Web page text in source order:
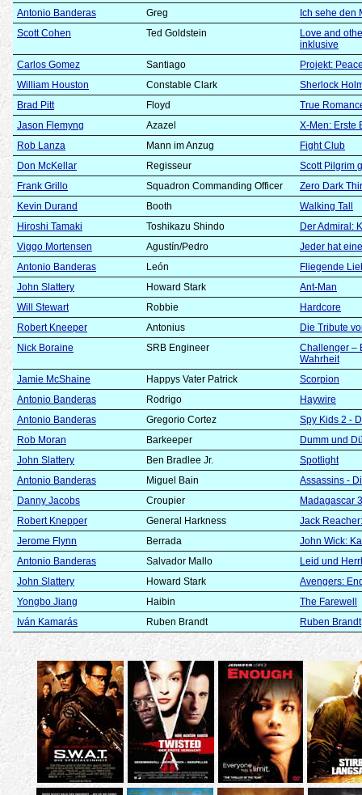
Antonio Banderas
Greg
Ich sehe den
Scott Cohen
Ted Goldstein
Love and
inklusive
Carlos Gomez
Santiago
Projekt:
William Houston
Constable Clark
Sherlock
Brad Pitt
Floyd
True
Jason Flemyng
Azazel
X-Men: Erste
Rob Lanza
Mann im Anzug
Fight Club
Don McKellar
Regisseur
Scott Pilgrim
Frank Grillo
Squadron Commanding Officer
Zero Dark
Kevin Durand
Booth
Walking Tall
Hiroshi Tamaki
Toshikazu Shindo
Der Admiral:
Viggo Mortensen
Agustín/Pedro
Jeder hat
Antonio Banderas
León
Fliegende
John Slattery
Howard Stark
Ant-Man
Will Stewart
Robbie
Hardcore
Robert Kneeper
Antonius
Die Tribute
Nick Boraine
SRB Engineer
Challenger –
Wahrheit
Jamie McShaine
Happys Vater Patrick
Scorpion
Antonio Banderas
Rodrigo
Haywire
Antonio Banderas
Gregorio Cortez
Spy Kids 2 -
Rob Moran
Barkeeper
Dumm und
John Slattery
Ben Bradlee Jr.
Spotlight
Antonio Banderas
Miguel Bain
Assassins -
Danny Jacobs
Croupier
Madagascar
Robert Knepper
General Harkness
Jack
Jerome Flynn
Berrada
John Wick:
Antonio Banderas
Salvador Mallo
Leid und
John Slattery
Howard Stark
Avengers:
Yongbo Jiang
Haibin
The Farewell
Iván Kamarás
Ruben Brandt Ruben Brandt